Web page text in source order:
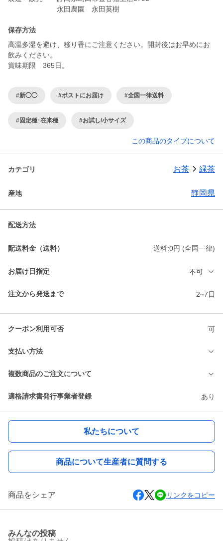
永田農園 永田英樹
保存方法
高温多湿を避け、移り香にご注意ください。開封後はお早めにお
飲みください。
賞味期限 365日。
#新◯◯ #ポストにお届け #全国一律送料
#固定種･在来種 #お試し/小サイズ
この商品のタイプについて
カテゴリ お茶 緑茶
産地 静岡県
配送方法
配送料金（送料） 送料:0円 (全国一律)
お届け日指定 不可
注文から発送まで 2~7日
クーポン利用可否 可
支払い方法
複数商品のご注文について
適格請求書発行事業者登録 あり
私たちについて
商品について生産者に質問する
商品をシェア リンクをコピー
みんなの投稿